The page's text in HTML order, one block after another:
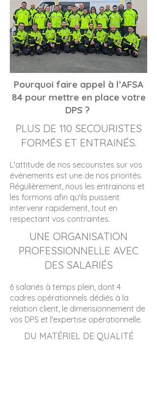
Pourquoi faire appel à l’AFSA
84 pour mettre en place votre
DPS ?
PLUS DE 110 SECOURISTES
FORMÉS ET ENTRAINÉS.
L'attitude de nos secouristes sur vos
événements est une de nos priorités.
Régulièrement, nous les entrainons et
les formons afin qu'ils puissent
intervenir rapidement, tout en
respectant vos contraintes.
UNE ORGANISATION
PROFESSIONNELLE AVEC
DES SALARIÉS
6 salariés à temps plein, dont 4
cadres opérationnels dédiés à la
relation client, le dimensionnement de
vos DPS et l'expertise opérationnelle.
DU MATÉRIEL DE QUALITÉ